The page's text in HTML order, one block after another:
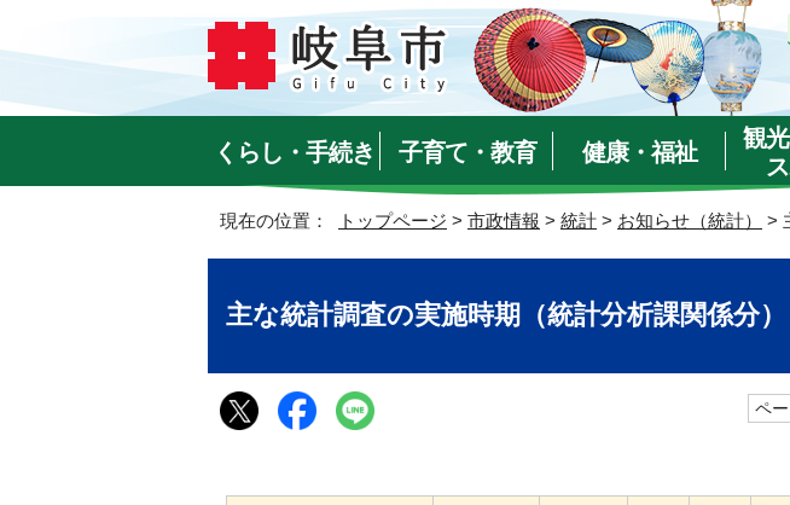
くらし・手続き 子育て・教育 健康・福祉
観
現在の位置： トップページ > 市政情報 > 統計 > お知らせ（統計） >
主な統計調査の実施時期（統計分析課関係分）
ペ